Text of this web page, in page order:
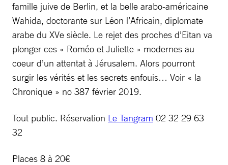
famille juive de Berlin, et la belle arabo-américaine
Wahida, doctorante sur Léon l’Africain, diplomate
arabe du XVe siècle. Le rejet des proches d’Eitan va
plonger ces « Roméo et Juliette » modernes au
coeur d’un attentat à Jérusalem. Alors pourront
surgir les vérités et les secrets enfouis… Voir « la
Chronique » no 387 février 2019.
Tout public. Réservation Le Tangram 02 32 29 63
32
Places 8 à 20€